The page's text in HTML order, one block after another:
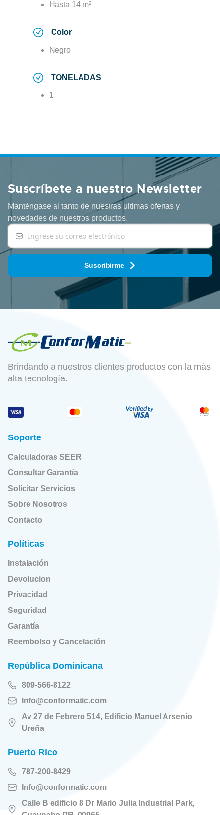
Hasta 14 m²
Color
Negro
TONELADAS
1
Suscríbete a nuestro Newsletter
Manténgase al tanto de nuestras ultimas ofertas y
novedades de nuestros productos.
Suscribirme
Brindando a nuestros clientes productos con la más
alta tecnología.
Soporte
Calculadoras SEER
Consultar Garantía
Solicitar Servicios
Sobre Nosotros
Contacto
Políticas
Instalación
Devolucion
Privacidad
Seguridad
Garantía
Reembolso y Cancelación
República Dominicana
809-566-8122
Info@conformatic.com
Av 27 de Febrero 514, Edificio Manuel Arsenio
Ureña
Puerto Rico
787-200-8429
Info@conformatic.com
Calle B edificio 8 Dr Mario Julia Industrial Park,